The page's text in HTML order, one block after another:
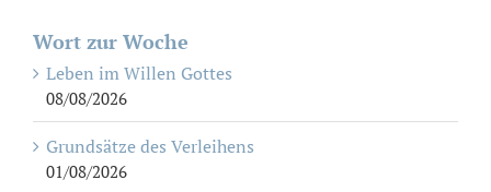
Wort zur Woche
Leben im Willen Gottes
08/08/2026
Grundsätze des Verleihens
01/08/2026